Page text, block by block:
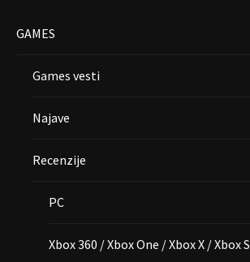
GAMES
Games vesti
Najave
Recenzije
PC
Xbox 360 / Xbox One / Xbox X / Xbox S